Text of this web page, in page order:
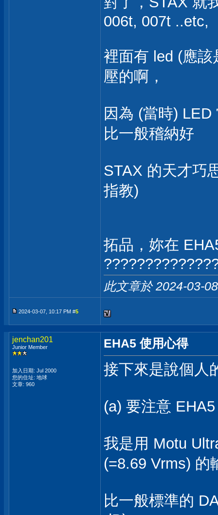
006t, 007t ..etc,
裡面有 led (應
壓的啊，
因為 (當時)
比一般稽納好
STAX 的天才巧
指教)
拓品，妳在
此文章於 2024-03-
2024-03-07, 10:17 PM #5
jenchan201
Junior Member
加入日期: Jul 2000
您的住址: 地球
文章: 960
EHA5 使用心得
接下來是說個人
(a) 要注意
我是用 Motu
(=8.69 Vrms) 的
比一般標準的